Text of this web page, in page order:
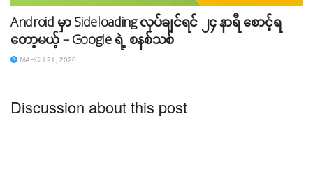
Android မှာ Sideloading လုပ်ချင်ရင် ၂၄ နာရီ စောင့်ရ
တော့မယ့် – Google ရဲ့ စနစ်သစ်
MARCH 21, 2026
Discussion about this post